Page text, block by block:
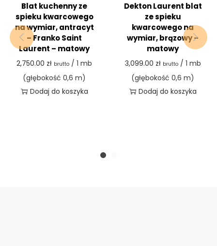
Blat kuchenny ze
spieku kwarcowego
na wymiar, antracyt
– Franko Saint
Laurent – matowy
2,750.00 zł brutto / 1 mb
(głębokość 0,6 m)
Dodaj do koszyka
Dekton Laurent blat
ze spieku
kwarcowego na
wymiar, brązowy –
matowy
3,099.00 zł brutto/ 1 mb
(głębokość 0,6 m)
Dodaj do koszyka